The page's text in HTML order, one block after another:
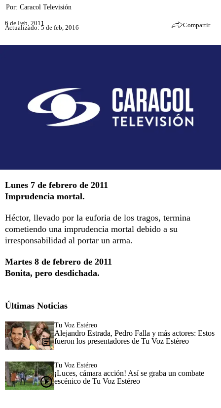
Por: Caracol Televisión
6 de Feb, 2011
Actualizado: 5 de feb, 2016 Compartir
Lunes 7 de febrero de 2011
Imprudencia mortal.
Héctor, llevado por la euforia de los tragos, termina
cometiendo una imprudencia mortal debido a su
irresponsabilidad al portar un arma.
Martes 8 de febrero de 2011
Bonita, pero desdichada.
Últimas Noticias
Tu Voz Estéreo
Alejandro Estrada, Pedro Falla y más actores: Estos
fueron los presentadores de Tu Voz Estéreo
Tu Voz Estéreo
¡Luces, cámara acción! Así se graba un combate
escénico de Tu Voz Estéreo